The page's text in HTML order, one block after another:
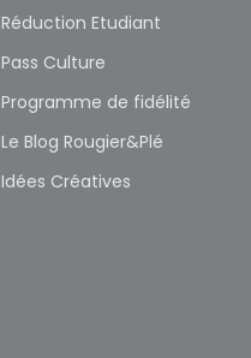
Réduction Etudiant
Pass Culture
Programme de fidélité
Le Blog Rougier&Plé
Idées Créatives